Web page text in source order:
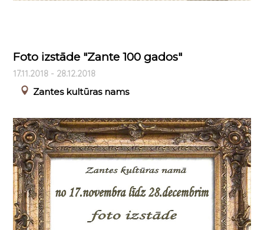
Foto izstāde "Zante 100 gados"
17.11.2018 - 28.12.2018
Zantes kultūras nams